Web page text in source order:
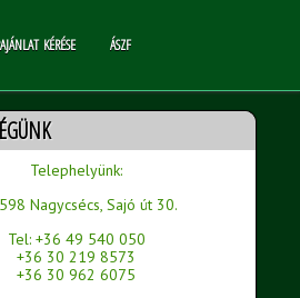
KÉRÉSE ÁSZF
Telephelyünk:
Nagycsécs, Sajó út 30.
Tel: +36 49 540 050
+36 30 219 8573
+36 30 962 6075